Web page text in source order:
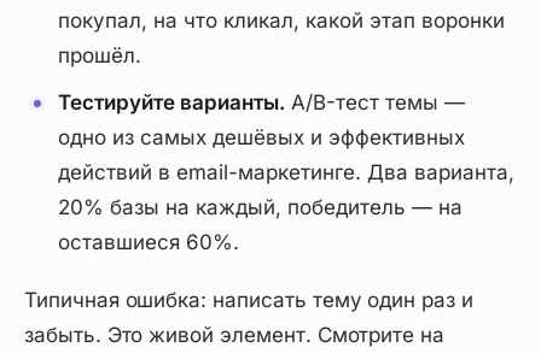
покупал, на что кликал, какой этап воронки
прошёл.
Тестируйте варианты. A/B-тест темы —
одно из самых дешёвых и эффективных
действий в email-маркетинге. Два варианта,
20% базы на каждый, победитель — на
оставшиеся 60%.
Типичная ошибка: написать тему один раз и
забыть. Это живой элемент. Смотрите на